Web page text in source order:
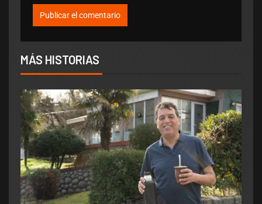
MÁS HISTORIAS